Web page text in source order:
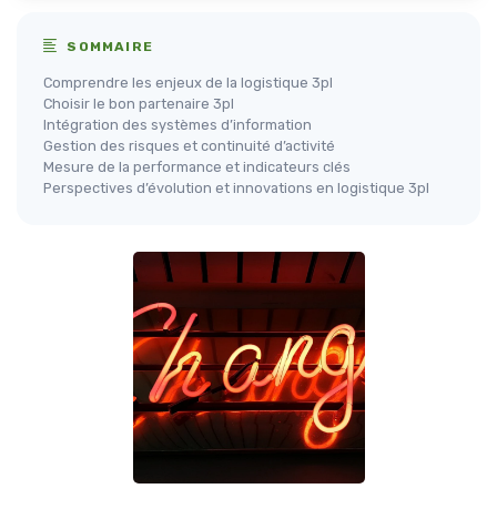
SOMMAIRE
Comprendre les enjeux de la logistique 3pl
Choisir le bon partenaire 3pl
Intégration des systèmes d’information
Gestion des risques et continuité d’activité
Mesure de la performance et indicateurs clés
Perspectives d’évolution et innovations en logistique 3pl